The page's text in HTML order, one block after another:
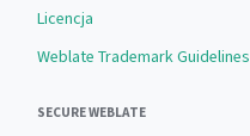
Licencja
Weblate Trademark Guidelines
SECURE WEBLATE